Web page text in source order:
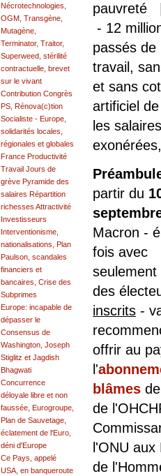
pauvreté
- 12
passés de
travail,
et sans
artificiel
les
partir du
Macron -
fois avec
seulement
des
inscrits -
offrir au
l'
blâmes
de
l'ONU aux
de
Nécrotechnologies,
OGM, Transgène,
Mutagène,
Terminator, Traitor,
Superweed, stérilité
contractuelle, brevet
sur le vivant
Contribution Congrès
PS, Rénova(c)tion
Socialiste - Europe,
solidarités locales,
régionales et globales
France Productivité
Travail Jours de
grève Pyramide des
salaires Répartition
richesses Attractivité
Investisseurs
Interventionisme,
nationalisations, Plan
Paulson, scandales
financiers et
bancaires, Crise des
Subprimes
Europe: incapable de
dépasser le
Consensus de
Washington, Joseph
Stiglitz et Jagdish
Bhagwati
Concurrence
déloyale libre et non
faussée, Eurogroupe,
Plan de Sauvetage,
éclatement de l'Euro,
déni d'Europe
Ce Pays, appelé
USA, en banqueroute